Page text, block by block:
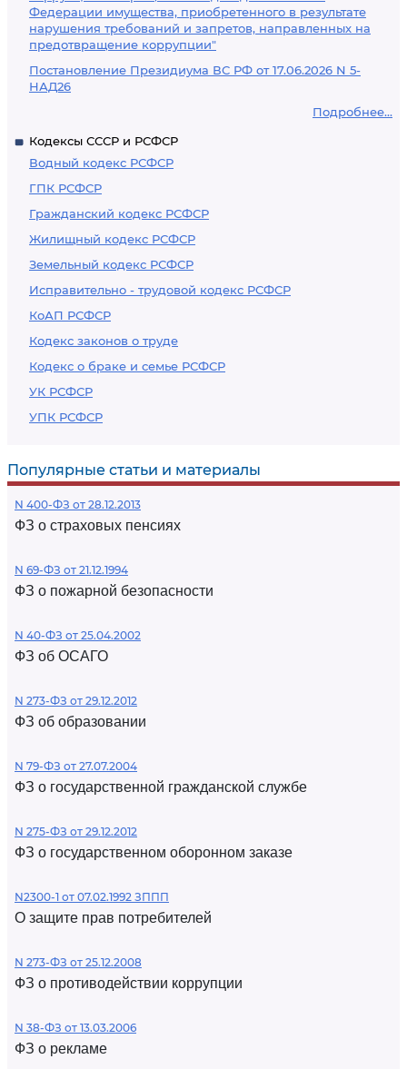
Федерации имущества, приобретенного в результате
нарушения требований и запретов, направленных на
предотвращение коррупции"
Постановление Президиума ВС РФ от 17.06.2026 N 5-
НАД26
Подробнее...
Кодексы СССР и РСФСР
Водный кодекс РСФСР
ГПК РСФСР
Гражданский кодекс РСФСР
Жилищный кодекс РСФСР
Земельный кодекс РСФСР
Исправительно - трудовой кодекс РСФСР
КоАП РСФСР
Кодекс законов о труде
Кодекс о браке и семье РСФСР
УК РСФСР
УПК РСФСР
Популярные статьи и материалы
N 400-ФЗ от 28.12.2013
ФЗ о страховых пенсиях
N 69-ФЗ от 21.12.1994
ФЗ о пожарной безопасности
N 40-ФЗ от 25.04.2002
ФЗ об ОСАГО
N 273-ФЗ от 29.12.2012
ФЗ об образовании
N 79-ФЗ от 27.07.2004
ФЗ о государственной гражданской службе
N 275-ФЗ от 29.12.2012
ФЗ о государственном оборонном заказе
N2300-1 от 07.02.1992 ЗППП
О защите прав потребителей
N 273-ФЗ от 25.12.2008
ФЗ о противодействии коррупции
N 38-ФЗ от 13.03.2006
ФЗ о рекламе